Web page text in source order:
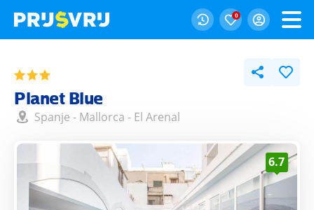
0
Planet Blue
Spanje - Mallorca - El Arenal
6.7